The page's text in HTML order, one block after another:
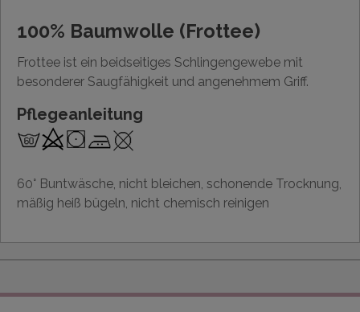
100% Baumwolle (Frottee)
Frottee ist ein beidseitiges Schlingengewebe mit
besonderer Saugfähigkeit und angenehmem Griff.
Pflegeanleitung
60° Buntwäsche, nicht bleichen, schonende Trocknung,
mäßig heiß bügeln, nicht chemisch reinigen